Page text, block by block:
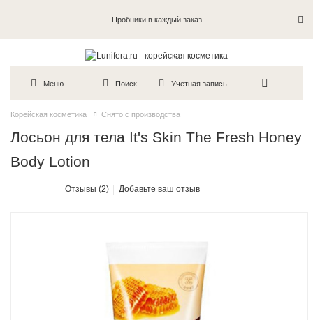
Пробники в каждый заказ
Меню Поиск Учетная запись
Корейская косметика Снято с производства
Лосьон для тела It's Skin The Fresh Honey
Body Lotion
Отзывы (2) Добавьте ваш отзыв